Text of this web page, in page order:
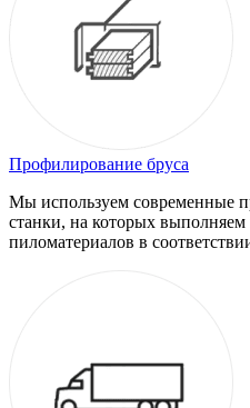
Профилирование бруса
Мы используем современные
станки, на которых
пиломатериалов в